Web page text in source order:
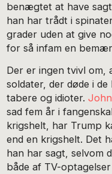
benægtet at have
han har trådt i
grader uden at give
for så infam en
Der er ingen tvivl om,
soldater, der døde i
tabere og idioter.
sad fem år i
krigshelt, har Trump
end en krigshelt. Det
han har sagt, selvom
både af TV-